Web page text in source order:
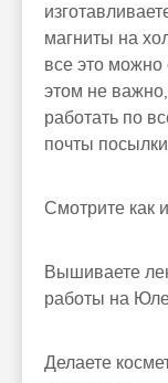
магниты на
все это
этом не
работать по
почты
Смотрите как
Вышиваете
работы на
Делаете